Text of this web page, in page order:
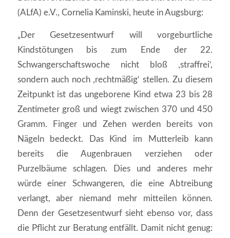
(ALfA) e.V., Cornelia Kaminski, heute in Augsburg:
„Der Gesetzesentwurf will vorgeburtliche
Kindstötungen bis zum Ende der 22.
Schwangerschaftswoche nicht bloß ,straffrei‘,
sondern auch noch ,rechtmäßig‘ stellen. Zu diesem
Zeitpunkt ist das ungeborene Kind etwa 23 bis 28
Zentimeter groß und wiegt zwischen 370 und 450
Gramm. Finger und Zehen werden bereits von
Nägeln bedeckt. Das Kind im Mutterleib kann
bereits die Augenbrauen verziehen oder
Purzelbäume schlagen. Dies und anderes mehr
würde einer Schwangeren, die eine Abtreibung
verlangt, aber niemand mehr mitteilen können.
Denn der Gesetzesentwurf sieht ebenso vor, dass
die Pflicht zur Beratung entfällt. Damit nicht genug: